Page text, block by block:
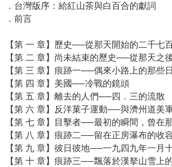
．台灣版序：給紅山茶與白百合的獻詞
．前言
【第 一 章】歷史──從那天開始的二千七
【第 二 章】尚未結束的歷史──從那天之
【第 三 章】痕跡一──偶來小路上的那些
【第 四 章】美國──冷戰的鏡頭
【第 五 章】離去的人們──四．三的流散
【第 六 章】反洋菓子運動──與濟州道美
【第 七 章】目擊者──最初的瞬間，曾在
【第 八 章】痕跡二──留在正房瀑布的收
【第 九 章】彼日彼地──一九四九年一月
【第 十 章】痕跡三──飄落於漢拏山雪上